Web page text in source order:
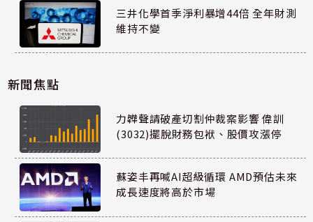
三井化學首季淨利暴增44倍 全年財測
維持不變
新聞焦點
力韡聲請破產切割仲裁案影響 偉訓
(3032)擺脫財務包袱、股價攻漲停
蘇姿丰再喊AI超級循環 AMD預估未來
成長速度將高於市場